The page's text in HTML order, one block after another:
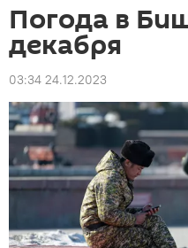
Погода в
декабря
03:34 24.12.2023